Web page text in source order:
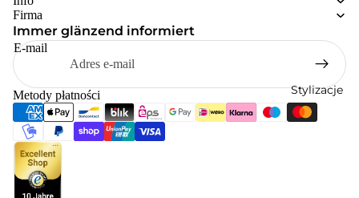
Stylizacje
Firma
Immer glänzend informiert
E-mail
Metody płatności